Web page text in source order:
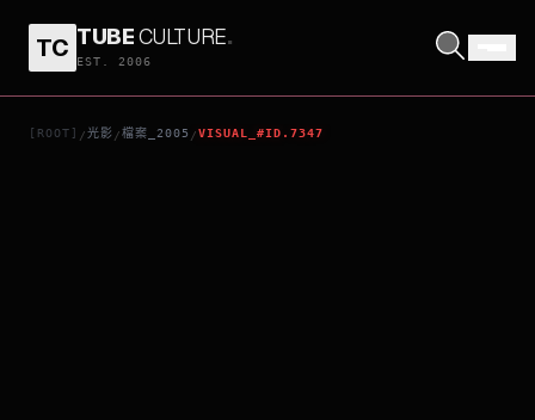
TC TUBECULTURE.
EST. 2006
[ROOT] /光影 /檔案_2005 /VISUAL_#ID.7347
BLOODRAYNE